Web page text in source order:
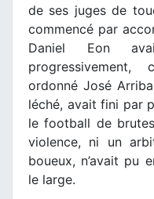
de ses juges de
commencé par
Daniel Eon
progressivement,
ordonné José
léché, avait fini par
le football de
violence, ni un
boueux, n’avait pu
le large.